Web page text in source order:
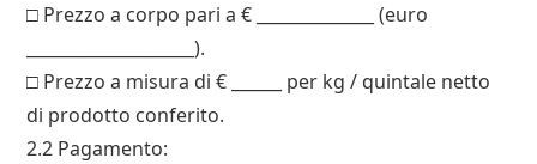
□ Prezzo a corpo pari a € ______________ (euro
____________________).
□ Prezzo a misura di € ______ per kg / quintale netto
di prodotto conferito.
2.2 Pagamento: